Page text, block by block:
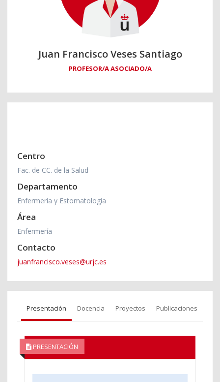
Juan Francisco Veses Santiago
PROFESOR/A ASOCIADO/A
Centro
Fac. de CC. de la Salud
Departamento
Enfermería y Estomatología
Área
Enfermería
Contacto
juanfrancisco.veses@urjc.es
Presentación Docencia Proyectos Publicaciones
PRESENTACIÓN